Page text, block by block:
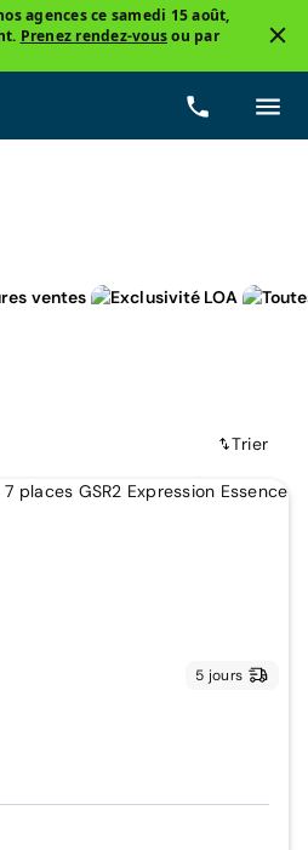
agences ce samedi 15 août,
Prenez rendez-vousou par
Carburants
Trier
5 jours